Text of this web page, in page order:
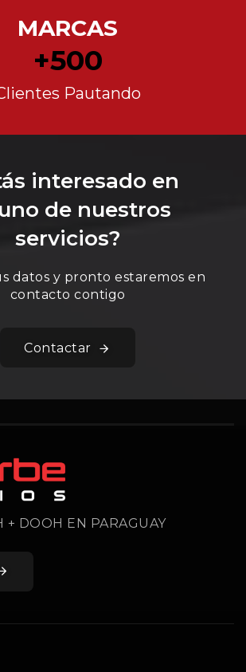
MARCAS
500
Pautando
interesado en
de nuestros
servicios?
datos y pronto estaremos en
contacto contigo
Contactar
+ DOOH EN PARAGUAY